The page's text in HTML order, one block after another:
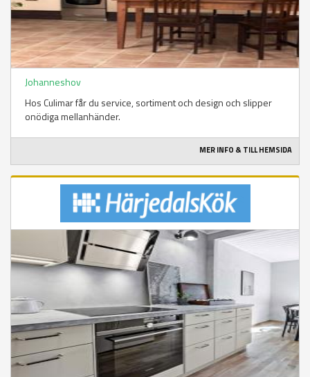
Johanneshov
Hos Culimar får du service, sortiment och design och slipper
onödiga mellanhänder.
MER INFO & TILL HEMSIDA